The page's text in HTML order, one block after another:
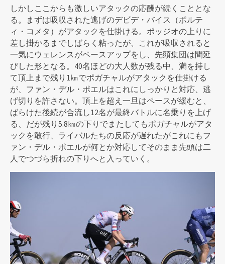
しかしここからも激しいアタックの応酬が続くこととな
る。まずは吸収された逃げのデビデ・バイス（ポルテ
ィ・コメタ）がアタックを仕掛ける。ポッジオの上りに
差し掛かるまでしばらく粘ったが、これが吸収されると
一気にウェレンスがペースアップをし、先頭集団は間延
びした形となる。40名ほどの大人数が残る中、満を持し
て頂上まで残り1㎞でポガチャルがアタックを仕掛ける
が、ファン・デル・ポエルはこれにしっかりと対応、逃
げ切りを許さない。頂上を超え一旦はペースが緩むと、
ばらけた後続が合流し12名が最終バトルに名乗りを上げ
る、だが残り5.8㎞の下りでまたしてもポガチャルがアタ
ックを敢行、ライバルたちの反応が遅れたがこれにもフ
ァン・デル・ポエルが何とか対応してそのまま先頭は二
人でつづら折れの下りへと入っていく。